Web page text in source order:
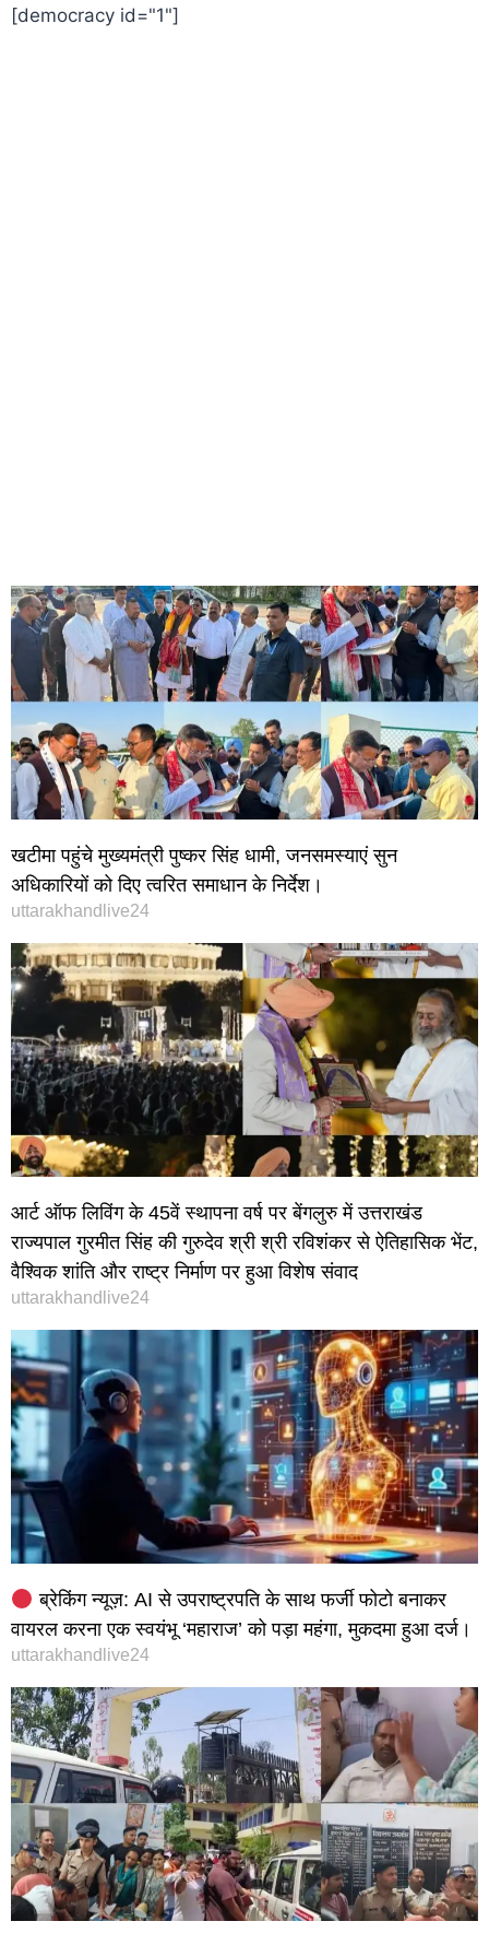
[democracy id="1"]
खटीमा पहुंचे मुख्यमंत्री पुष्कर सिंह धामी, जनसमस्याएं सुन
अधिकारियों को दिए त्वरित समाधान के निर्देश।
uttarakhandlive24
आर्ट ऑफ लिविंग के 45वें स्थापना वर्ष पर बेंगलुरु में उत्तराखंड
राज्यपाल गुरमीत सिंह की गुरुदेव श्री श्री रविशंकर से ऐतिहासिक भेंट,
वैश्विक शांति और राष्ट्र निर्माण पर हुआ विशेष संवाद
uttarakhandlive24
ब्रेकिंग न्यूज़: AI से उपराष्ट्रपति के साथ फर्जी फोटो बनाकर
वायरल करना एक स्वयंभू ‘महाराज’ को पड़ा महंगा, मुकदमा हुआ दर्ज।
uttarakhandlive24